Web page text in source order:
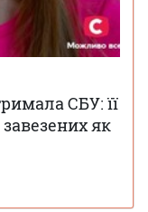
СБУ: її
як